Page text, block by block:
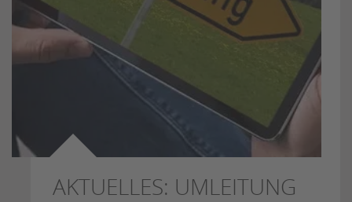
AKTUELLES: UMLEITUNG